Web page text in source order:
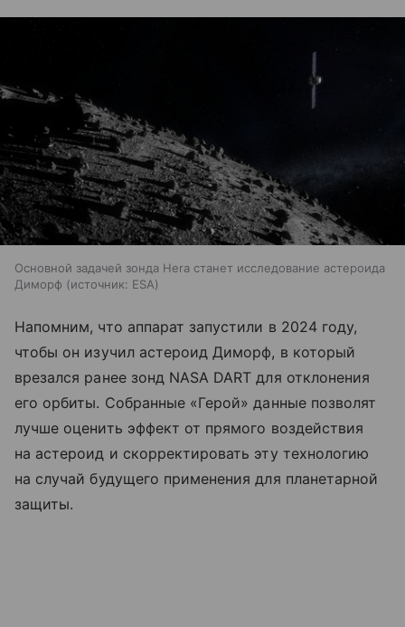
Основной задачей зонда Hera станет исследование астероида
Диморф
источник: ESA
Напомним, что аппарат запустили в 2024 году,
чтобы он изучил астероид Диморф, в который
врезался ранее зонд NASA DART для отклонения
его орбиты. Собранные «Герой» данные позволят
лучше оценить эффект от прямого воздействия
на астероид и скорректировать эту технологию
на случай будущего применения для планетарной
защиты.